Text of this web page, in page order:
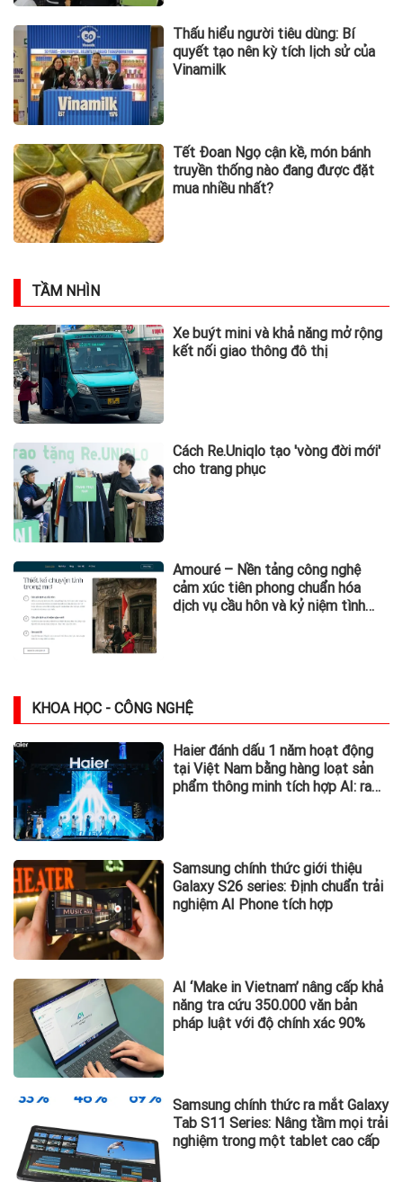
Thấu hiểu người tiêu dùng: Bí
quyết tạo nên kỳ tích lịch sử của
Vinamilk
Tết Đoan Ngọ cận kề, món bánh
truyền thống nào đang được đặt
mua nhiều nhất?
TẦM NHÌN
Xe buýt mini và khả năng mở rộng
kết nối giao thông đô thị
Cách Re.Uniqlo tạo 'vòng đời mới'
cho trang phục
Amouré – Nền tảng công nghệ
cảm xúc tiên phong chuẩn hóa
dịch vụ cầu hôn và kỷ niệm tình
KHOA HỌC - CÔNG NGHỆ
Haier đánh dấu 1 năm hoạt động
tại Việt Nam bằng hàng loạt sản
phẩm thông minh tích hợp AI: ra
Samsung chính thức giới thiệu
Galaxy S26 series: Định chuẩn trải
nghiệm AI Phone tích hợp
AI ‘Make in Vietnam’ nâng cấp khả
năng tra cứu 350.000 văn bản
pháp luật với độ chính xác 90%
Samsung chính thức ra mắt Galaxy
Tab S11 Series: Nâng tầm mọi trải
nghiệm trong một tablet cao cấp